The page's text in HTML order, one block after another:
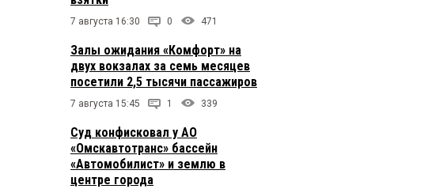
7 августа 16:30 0 471
Залы ожидания «Комфорт» на
двух вокзалах за семь месяцев
посетили 2,5 тысячи пассажиров
7 августа 15:45 1 339
Суд конфисковал у АО
«Омскавтотранс» бассейн
«Автомобилист» и землю в
центре города